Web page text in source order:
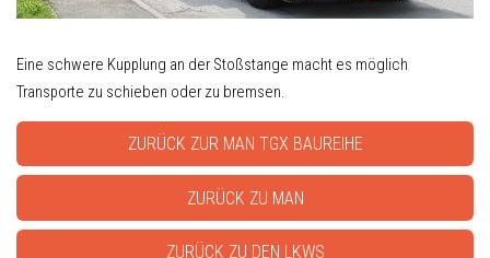
Eine schwere Kupplung an der Stoßstange macht es möglich
Transporte zu schieben oder zu bremsen.
ZURÜCK ZUR MAN TGX BAUREIHE
ZURÜCK ZU MAN
ZURÜCK ZU DEN LKWS